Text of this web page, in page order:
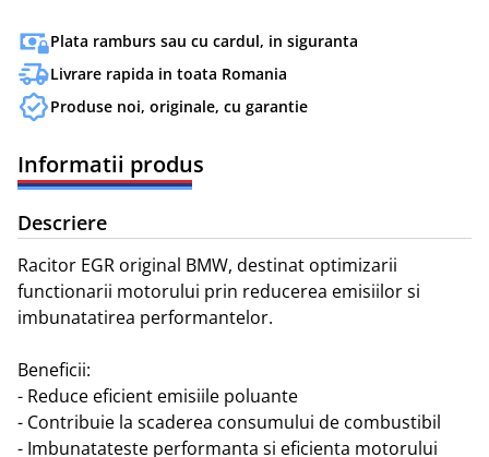
Plata ramburs sau cu cardul, in siguranta
Livrare rapida in toata Romania
Produse noi, originale, cu garantie
Informatii produs
Descriere
Racitor EGR original BMW, destinat optimizarii
functionarii motorului prin reducerea emisiilor si
imbunatatirea performantelor.
Beneficii:
- Reduce eficient emisiile poluante
- Contribuie la scaderea consumului de combustibil
- Imbunatateste performanta si eficienta motorului